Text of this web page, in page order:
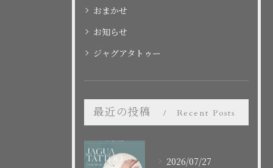
おまかせ
お知らせ
ジャグアタトゥー
最近の投稿 Recent Posts
2026/07/27